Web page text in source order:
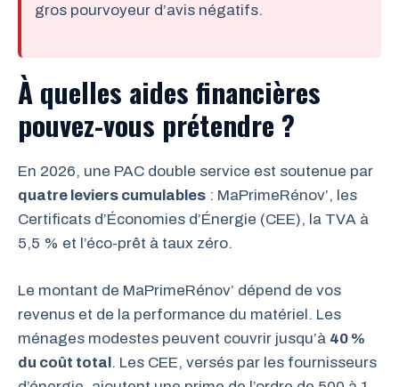
gros pourvoyeur d’avis négatifs.
À quelles aides financières
pouvez-vous prétendre ?
En 2026, une PAC double service est soutenue par
quatre leviers cumulables : MaPrimeRénov’, les
Certificats d’Économies d’Énergie (CEE), la TVA à
5,5 % et l’éco-prêt à taux zéro.
Le montant de MaPrimeRénov’ dépend de vos
revenus et de la performance du matériel. Les
ménages modestes peuvent couvrir jusqu’à 40 %
du coût total. Les CEE, versés par les fournisseurs